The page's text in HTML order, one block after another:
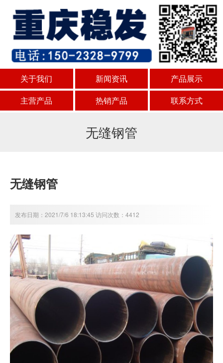
关于我们 新闻资讯
产品展示
主营产品
热销产品 联系方式
无缝钢管
无缝钢管
发布日期：2021/7/6 18:13:45 访问次数：4412